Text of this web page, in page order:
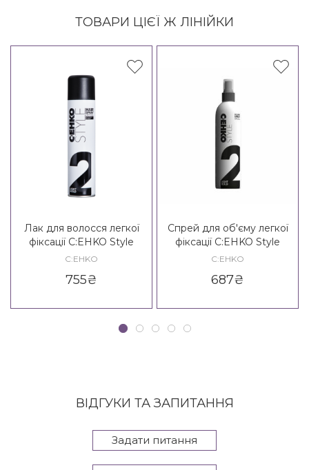
ТОВАРИ ЦІЄЇ Ж ЛІНІЙКИ
Лак для волосся легкої
фіксації C:EHKO Style
Crystal Hair Spray 2*
C:EHKO
755₴
Спрей для об'єму легкої
фіксації C:EHKO Style
Crystal Volume Spray 2*
C:EHKO
687₴
ВІДГУКИ ТА ЗАПИТАННЯ
Задати питання